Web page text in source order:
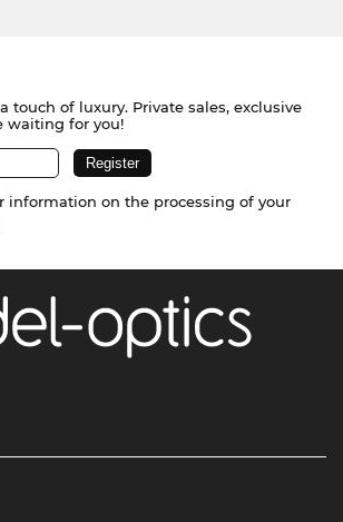
touch of luxury. Private sales, exclusive
waiting for you!
information on the processing of your